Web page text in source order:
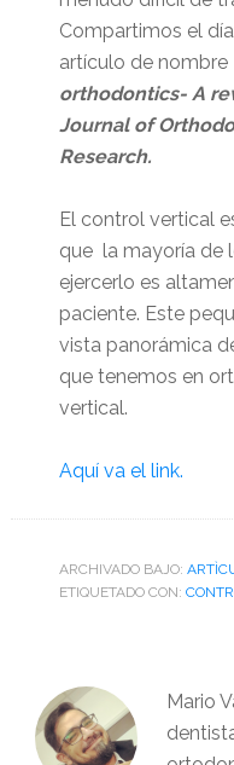
Compartimos el
artículo de nombre
orthodontics- A
Journal of
Research.
El control vertical
que la mayoría de
ejercerlo es
paciente. Este
vista panorámica
que tenemos en
vertical.
Aquí va el link.
ARCHIVADO BAJO:
ETIQUETADO CON:
Mario